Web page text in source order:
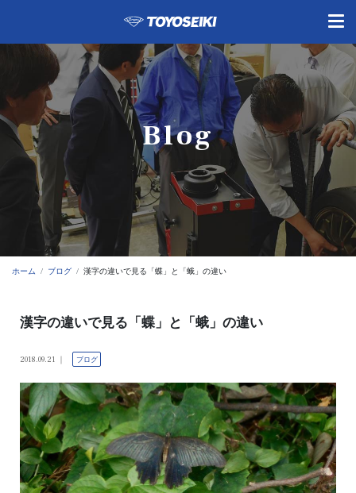
Blog
ホーム ブログ 漢字の違いで見る「蝶」と「蛾」の違い
漢字の違いで見る「蝶」と「蛾」の違い
2018.09.21 ブログ